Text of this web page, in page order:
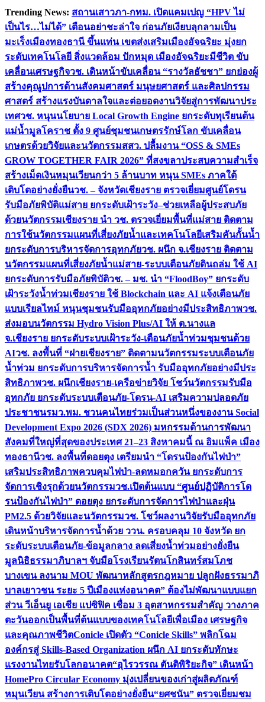
Skip
to
content
Trending News: สถานเสาวภา-กทม. เปิดแคมเปญ “HPV ไม่
เป็นไร…ไม่ได้” เตือนอย่าชะล่าใจ ก่อนภัยเงียบลุกลามเป็น
มะเร็งเมืองทองธานี ขึ้นแท่น เขตส่งเสริมเมืองอัจฉริยะ มุ่งยก
ระดับเทคโนโลยี สิ่งแวดล้อม ปักหมุด เมืองอัจฉริยะมีชีวิต ขับ
เคลื่อนเศรษฐกิจวช. เดินหน้าขับเคลื่อน “รางวัลธัชชา” ยกย่องผู้
สร้างคุณูปการด้านสังคมศาสตร์ มนุษยศาสตร์ และศิลปกรรม
ศาสตร์ สร้างแรงบันดาลใจและต่อยอดงานวิจัยสู่การพัฒนาประ
เทศวช. หนุนนโยบาย Local Growth Engine ยกระดับทุเรียนต้น
แม่น้ำมูลโคราช ตั้ง 9 ศูนย์ชุมชนเกษตรรักษ์โลก ขับเคลื่อน
เกษตรด้วยวิจัยและนวัตกรรมสสว. ปลื้มงาน “OSS & SMEs
GROW TOGETHER FAIR 2026” ที่สงขลาประสบความสำเร็จ
สร้างเม็ดเงินหมุนเวียนกว่า 5 ล้านบาท หนุน SMEs ภาคใต้
เติบโตอย่างยั่งยืนวช. – จังหวัดเชียงราย ตรวจเยี่ยมศูนย์โดรน
รับมือภัยพิบัติแม่สาย ยกระดับเฝ้าระวัง–ช่วยเหลือผู้ประสบภัย
ด้วยนวัตกรรมเชียงราย นำ วช. ตรวจเยี่ยมพื้นที่แม่สาย ติดตาม
การใช้นวัตกรรมแผนที่เสี่ยงภัยน้ำและเทคโนโลยีเสริมคันกั้นน้ำ
ยกระดับการบริหารจัดการอุทกภัยวช. ผนึก จ.เชียงราย ติดตาม
นวัตกรรมแผนที่เสี่ยงภัยน้ำแม่สาย-ระบบเตือนภัยดินถล่ม ใช้ AI
ยกระดับการรับมือภัยพิบัติวช. – มช. นำ “FloodBoy” ยกระดับ
เฝ้าระวังน้ำท่วมเชียงราย ใช้ Blockchain และ AI แจ้งเตือนภัย
แบบเรียลไทม์ หนุนชุมชนรับมืออุทกภัยอย่างมีประสิทธิภาพวช.
ส่งมอบนวัตกรรม Hydro Vision Plus/AI ให้ ต.นางแล
จ.เชียงราย ยกระดับระบบเฝ้าระวัง-เตือนภัยน้ำท่วมชุมชนด้วย
AIวช. ลงพื้นที่ “ฝายเชียงราย” ติดตามนวัตกรรมระบบเตือนภัย
น้ำท่วม ยกระดับการบริหารจัดการน้ำ รับมืออุทกภัยอย่างมีประ
สิทธิภาพวช. ผนึกเชียงราย-เครือข่ายวิจัย โชว์นวัตกรรมรับมือ
อุทกภัย ยกระดับระบบเตือนภัย-โดรน-AI เสริมความปลอดภัย
ประชาชนรมว.พม. ชวนคนไทยร่วมเป็นส่วนหนึ่งของงาน Social
Development Expo 2026 (SDX 2026) มหกรรมด้านการพัฒนา
สังคมที่ใหญ่ที่สุดของประเทศ 21–23 สิงหาคมนี้ ณ อิมแพ็ค เมือง
ทองธานีวช. ลงพื้นที่ดอยตุง เตรียมนำ “โดรนป้องกันไฟป่า”
เสริมประสิทธิภาพควบคุมไฟป่า-ลดหมอกควัน ยกระดับการ
จัดการเชิงรุกด้วยนวัตกรรมวช.เปิดต้นแบบ “ศูนย์ปฏิบัติการโด
รนป้องกันไฟป่า” ดอยตุง ยกระดับการจัดการไฟป่าและฝุ่น
PM2.5 ด้วยวิจัยและนวัตกรรมวช. โชว์ผลงานวิจัยรับมืออุทกภัย
เดินหน้าบริหารจัดการน้ำด้วย ววน. ครอบคลุม 10 จังหวัด ยก
ระดับระบบเตือนภัย-ข้อมูลกลาง ลดเสี่ยงน้ำท่วมอย่างยั่งยืน
มูลนิธิธรรมาภิบาลฯ จับมือโรงเรียนรัตนโกสินทร์สมโภช
บางเขน ลงนาม MOU พัฒนาหลักสูตรกฎหมาย ปลูกฝังธรรมาภิ
บาลเยาวชน ระยะ 5 ปีเมืองแห่งอนาคต” ต้องไม่พัฒนาแบบแยก
ส่วน วีเอ็นยู เอเชีย แปซิฟิค เชื่อม 3 อุตสาหกรรมสำคัญ วางภาค
ตะวันออกเป็นพื้นที่ต้นแบบของเทคโนโลยีเพื่อเมือง เศรษฐกิจ
และคุณภาพชีวิตConicle เปิดตัว “Conicle Skills” พลิกโฉม
องค์กรสู่ Skills-Based Organization ผนึก AI ยกระดับทักษะ
แรงงานไทยรับโลกอนาคต“อุไรวรรณ ตันติพิริยะกิจ” เดินหน้า
HomePro Circular Economy มุ่งเปลี่ยนของเก่าสู่ผลิตภัณฑ์
หมุนเวียน สร้างการเติบโตอย่างยั่งยืน“ยศชนัน” ตรวจเยี่ยมชม